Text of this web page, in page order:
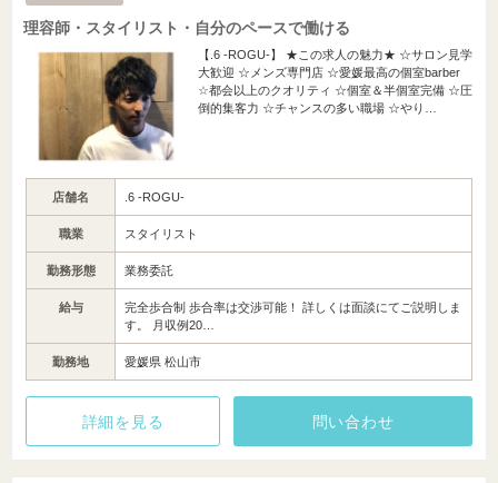
理容師・スタイリスト・自分のペースで働ける
【.6 -ROGU-】 ★この求人の魅力★ ☆サロン見学
大歓迎 ☆メンズ専門店 ☆愛媛最高の個室barber
☆都会以上のクオリティ ☆個室＆半個室完備 ☆圧
倒的集客力 ☆チャンスの多い職場 ☆やり…
店舗名 .6 -ROGU-
職業 スタイリスト
勤務形態 業務委託
給与
完全歩合制 歩合率は交渉可能！ 詳しくは面談にてご説明しま
す。 月収例20…
勤務地 愛媛県 松山市
詳細を見る 問い合わせ